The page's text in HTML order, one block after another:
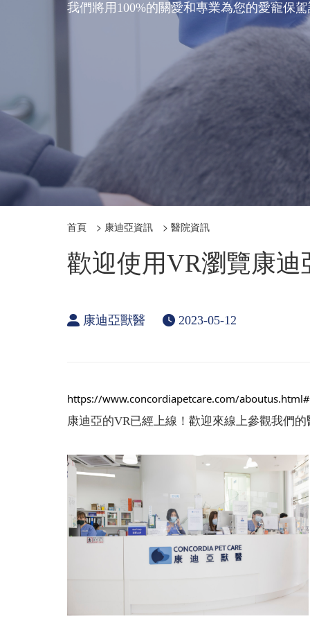
我們將用100%的關愛和專業為您的愛寵保
首頁 > 康迪亞資訊 > 醫院資訊
歡迎使用VR瀏覽康迪
康迪亞獸醫 2023-05-12
https://www.concordiapetcare.com/
康迪亞的VR已經上線！歡迎來線上參觀我們的